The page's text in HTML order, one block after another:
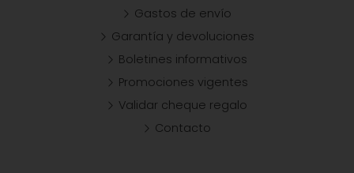
Gastos de envío
Garantía y devoluciones
Boletines informativos
Promociones vigentes
Validar cheque regalo
Contacto